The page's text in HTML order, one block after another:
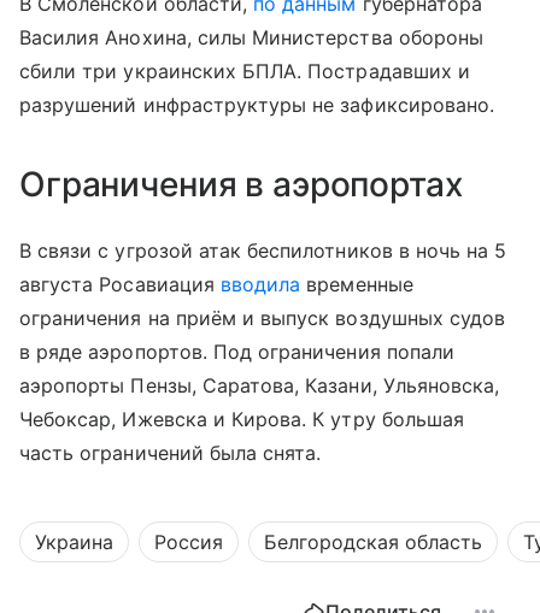
Василия Анохина, силы Министерства обороны
сбили три украинских БПЛА. Пострадавших и
разрушений инфраструктуры не зафиксировано.
Ограничения в аэропортах
В связи с угрозой атак беспилотников в ночь на 5
августа Росавиация вводила временные
ограничения на приём и выпуск воздушных судов
в ряде аэропортов. Под ограничения попали
аэропорты Пензы, Саратова, Казани, Ульяновска,
Чебоксар, Ижевска и Кирова. К утру большая
часть ограничений была снята.
Украина Россия Белгородская область